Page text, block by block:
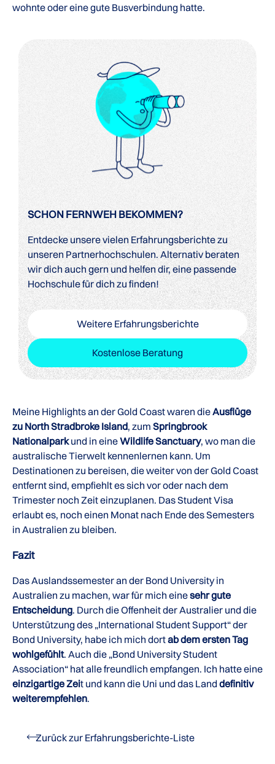
wohnte oder eine gute Busverbindung hatte.
SCHON FERNWEH BEKOMMEN?
Entdecke unsere vielen Erfahrungsberichte zu
unseren Partnerhochschulen. Alternativ beraten
wir dich auch gern und helfen dir, eine passende
Hochschule für dich zu finden!
Weitere Erfahrungsberichte
Kostenlose Beratung
Meine Highlights an der Gold Coast waren dieAusflüge
zu North Stradbroke Island, zum Springbrook
Nationalparkund in eineWildlife Sanctuary, wo man die
australische Tierwelt kennenlernen kann. Um
Destinationen zu bereisen, die weiter von der Gold Coast
entfernt sind, empfiehlt es sich vor oder nach dem
Trimester noch Zeit einzuplanen. Das Student Visa
erlaubt es, noch einen Monat nach Ende des Semesters
in Australien zu bleiben.
Fazit
Das Auslandssemester an der Bond University in
Australien zu machen, war für mich einesehr gute
Entscheidung. Durch die Offenheit der Australier und die
Unterstützung des „International Student Support“ der
Bond University, habe ich mich dortab dem ersten Tag
wohlgefühlt. Auch die „Bond University Student
Association“ hat alle freundlich empfangen. Ich hatte eine
einzigartige Zeit und kann die Uni und das Land definitiv
weiterempfehlen.
Zurück zur Erfahrungsberichte-Liste